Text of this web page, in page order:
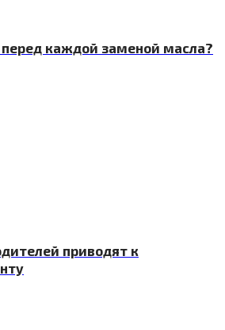
каждой заменой масла?
приводят к